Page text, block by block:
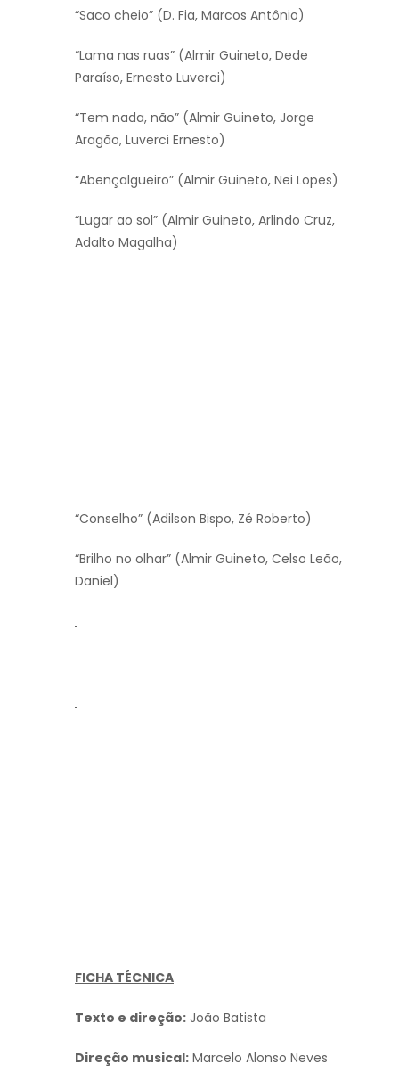
“Saco cheio” (D. Fia, Marcos Antônio)
“Lama nas ruas” (Almir Guineto, Dede
Paraíso, Ernesto Luverci)
“Tem nada, não” (Almir Guineto, Jorge
Aragão, Luverci Ernesto)
“Abençalgueiro” (Almir Guineto, Nei Lopes)
“Lugar ao sol” (Almir Guineto, Arlindo Cruz,
Adalto Magalha)
“Conselho” (Adilson Bispo, Zé Roberto)
“Brilho no olhar” (Almir Guineto, Celso Leão,
Daniel)
FICHA TÉCNICA
Texto e direção: João Batista
Direção musical: Marcelo Alonso Neves